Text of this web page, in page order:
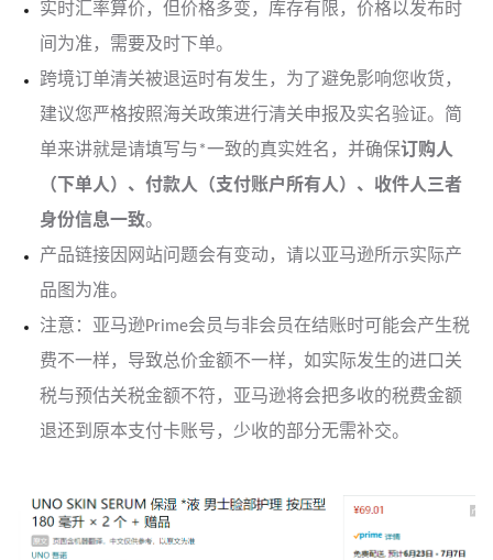
实时汇率算价，但价格多变，库存有限，价格以发布时
间为准，需要及时下单。
跨境订单清关被退运时有发生，为了避免影响您收货，
建议您严格按照海关政策进行清关申报及实名验证。简
单来讲就是请填写与*一致的真实姓名，并确保订购人
（下单人）、付款人（支付账户所有人）、收件人三者
身份信息一致。
产品链接因网站问题会有变动，请以亚马逊所示实际产
品图为准。
注意：亚马逊Prime会员与非会员在结账时可能会产生税
费不一样，导致总价金额不一样，如实际发生的进口关
税与预估关税金额不符，亚马逊将会把多收的税费金额
退还到原本支付卡账号，少收的部分无需补交。